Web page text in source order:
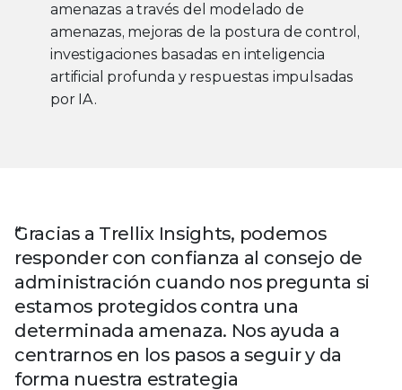
amenazas a través del modelado de
amenazas, mejoras de la postura de control,
investigaciones basadas en inteligencia
artificial profunda y respuestas impulsadas
por IA.
Gracias a Trellix Insights, podemos
responder con confianza al consejo de
administración cuando nos pregunta si
estamos protegidos contra una
determinada amenaza. Nos ayuda a
centrarnos en los pasos a seguir y da
forma nuestra estrategia